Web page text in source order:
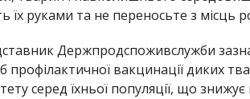
їх руками та не переносьте з місць
Держпродспоживслужби
профілактичної вакцинації диких
серед їхньої популяції, що